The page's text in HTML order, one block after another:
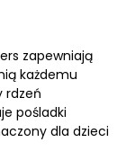
zapewniają
każdemu
rdzeń
pośladki
dla dzieci